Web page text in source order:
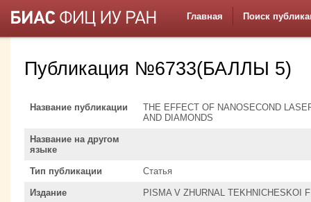
Главная Поиск
Публикация №6733(БАЛЛЫ 5)
Название публикации
THE EFFECT OF NANOSECOND
AND DIAMONDS
Название на другом
языке
Тип публикации Статья
Издание PISMA V ZHURNAL TEKHNICHESKOI